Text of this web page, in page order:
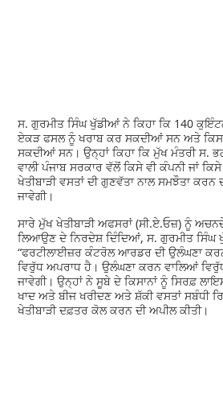
ਸ. ਗੁਰਮੀਤ ਸਿੰਘ ਖੁੱਡੀਆਂ ਨੇ ਕਿਹਾ ਕਿ 140
ਏਕੜ ਫਸਲ ਨੂੰ ਖਰਾਬ ਕਰ ਸਕਦੀਆਂ ਸਨ ਅਤੇ
ਸਕਦੀਆਂ ਸਨ। ਉਨ੍ਹਾਂ ਕਿਹਾ ਕਿ ਮੁੱਖ ਮੰਤਰੀ ਸ.
ਵਾਲੀ ਪੰਜਾਬ ਸਰਕਾਰ ਵੱਲੋਂ ਕਿਸੇ ਵੀ ਕੰਪਨੀ ਜਾਂ
ਖੇਤੀਬਾੜੀ ਵਸਤਾਂ ਦੀ ਗੁਣਵੱਤਾ ਨਾਲ ਸਮਝੌਤਾ ਕਰਨ
ਜਾਵੇਗੀ।
ਸਾਰੇ ਮੁੱਖ ਖੇਤੀਬਾੜੀ ਅਫਸਰਾਂ (ਸੀ.ਏ.ਓਜ਼) ਨੂੰ
ਲਿਆਉਣ ਦੇ ਨਿਰਦੇਸ਼ ਦਿੰਦਿਆਂ, ਸ. ਗੁਰਮੀਤ ਸਿੰਘ
“ਫਰਟੀਲਾਈਜ਼ਰ ਕੰਟਰੋਲ ਆਰਡਰ ਦੀ ਉਲੰਘਣਾ
ਵਿਰੁੱਧ ਅਪਰਾਧ ਹੈ। ਉਲੰਘਣਾ ਕਰਨ ਵਾਲਿਆਂ
ਜਾਵੇਗੀ। ਉਨ੍ਹਾਂ ਨੇ ਸੂਬੇ ਦੇ ਕਿਸਾਨਾਂ ਨੂੰ ਸਿਰਫ਼
ਖਾਦ ਅਤੇ ਬੀਜ ਖਰੀਦਣ ਅਤੇ ਸ਼ੱਕੀ ਵਸਤਾਂ ਸਬੰਧੀ
ਖੇਤੀਬਾੜੀ ਦਫ਼ਤਰ ਕੋਲ ਕਰਨ ਦੀ ਅਪੀਲ ਕੀਤੀ।